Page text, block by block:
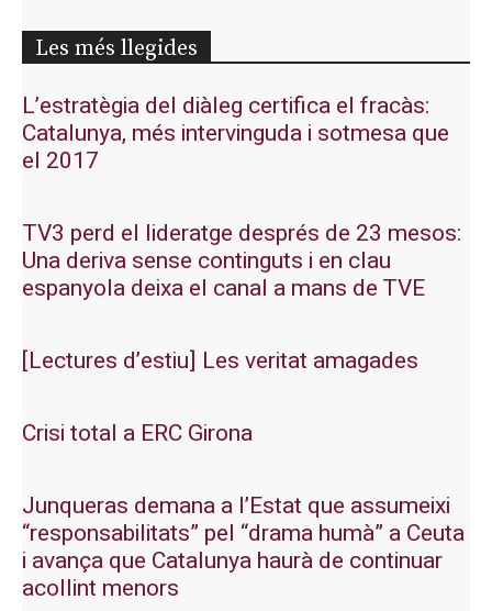
Les més llegides
L’estratègia del diàleg certifica el fracàs:
Catalunya, més intervinguda i sotmesa que
el 2017
TV3 perd el lideratge després de 23 mesos:
Una deriva sense continguts i en clau
espanyola deixa el canal a mans de TVE
[Lectures d’estiu] Les veritat amagades
Crisi total a ERC Girona
Junqueras demana a l’Estat que assumeixi
“responsabilitats” pel “drama humà” a Ceuta
i avança que Catalunya haurà de continuar
acollint menors